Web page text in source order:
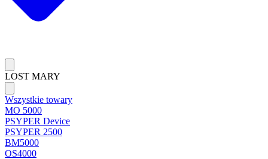
LOST MARY
Wszystkie towary
MO 5000
PSYPER Device
PSYPER 2500
BM5000
OS4000